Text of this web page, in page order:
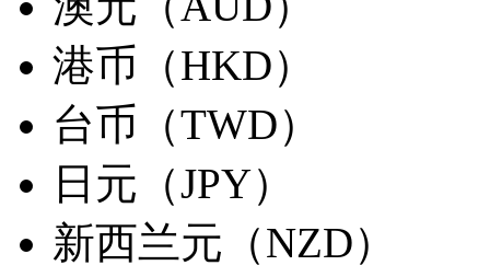
港币（HKD）
台币（TWD）
日元（JPY）
新西兰元（NZD）